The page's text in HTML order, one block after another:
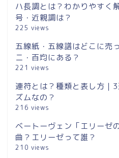
ハ長調とは？わかりやすく
号・近親調は？
225 views
五線紙・五線譜はどこに売
ニ・百均にある？
221 views
連符とは？種類と表し方｜
ズムなの？
216 views
ベートーヴェン「エリーゼ
曲？エリーゼって誰？
210 views